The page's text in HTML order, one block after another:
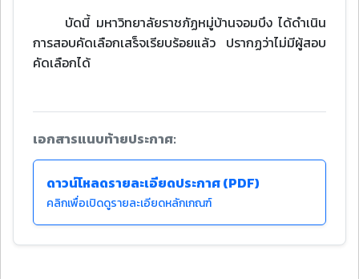
บัดนี้ มหาวิทยาลัยราชภัฏหมู่บ้านจอมบึง ได้ดำเนิน
การสอบคัดเลือกเสร็จเรียบร้อยแล้ว ปรากฏว่าไม่มีผู้สอบ
คัดเลือกได้
เอกสารแนบท้ายประกาศ:
ดาวน์โหลดรายละเอียดประกาศ (PDF)
คลิกเพื่อเปิดดูรายละเอียดหลักเกณฑ์